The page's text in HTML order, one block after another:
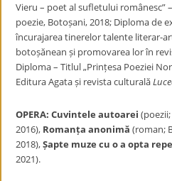
Vieru – poet al sufletului românesc”
poezie, Botoșani, 2018; Diploma de
încurajarea tinerelor talente literar-
botoșănean și promovarea lor în
Diploma – Titlul „Prințesa Poeziei
Editura Agata și revista culturală
OPERA: Cuvintele autoarei
2016), Romanța anonimă (roman;
2018),Șapte muze cu o a opta
2021).